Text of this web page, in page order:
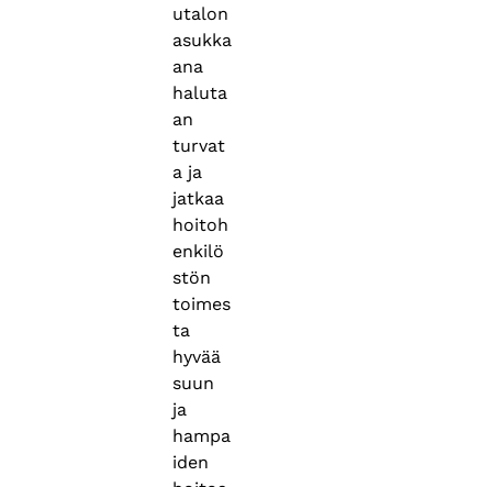
utalon
asukka
ana
haluta
an
turvat
a ja
jatkaa
hoitoh
enkilö
stön
toimes
ta
hyvää
suun
ja
hampa
iden